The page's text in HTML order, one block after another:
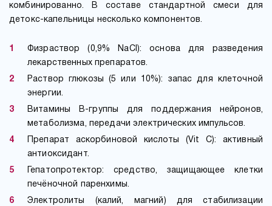
комбинированно. В составе стандартной смеси для
детокс-капельницы несколько компонентов.
Физраствор (0,9% NaCl): основа для разведения
лекарственных препаратов.
Раствор глюкозы (5 или 10%): запас для клеточной
энергии.
Витамины B-группы для поддержания нейронов,
метаболизма, передачи электрических импульсов.
Препарат аскорбиновой кислоты (Vit C): активный
антиоксидант.
Гепатопротектор: средство, защищающее клетки
печёночной паренхимы.
Электролиты (калий, магний) для стабилизации